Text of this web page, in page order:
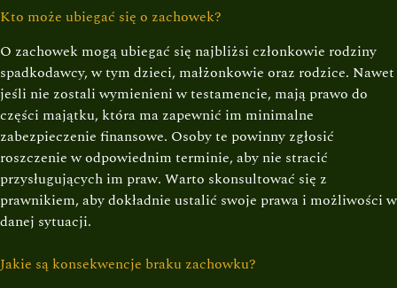
Kto może ubiegać się o zachowek?
O zachowek mogą ubiegać się najbliżsi członkowie rodziny
spadkodawcy, w tym dzieci, małżonkowie oraz rodzice. Nawet
jeśli nie zostali wymienieni w testamencie, mają prawo do
części majątku, która ma zapewnić im minimalne
zabezpieczenie finansowe. Osoby te powinny zgłosić
roszczenie w odpowiednim terminie, aby nie stracić
przysługujących im praw. Warto skonsultować się z
prawnikiem, aby dokładnie ustalić swoje prawa i możliwości w
danej sytuacji.
Jakie są konsekwencje braku zachowku?